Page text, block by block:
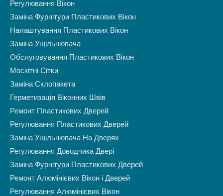
Регулювання Вікон
Заміна Фурнітури Пластикових Вікон
Налаштування Пластикових Вікон
Заміна Ущільнювача
Обслуговування Пластикових Вікон
Москітні Сітки
Заміна Склопакета
Герметизація Віконних Швів
Ремонт Пластикових Дверей
Регулювання Пластикових Дверей
Заміна Ущільнювача На Дверях
Регулювання Доводчика Двері
Заміна Фурнітури Пластикових Дверей
Ремонт Алюмінієвих Вікон і Дверей
Регулювання Алюмінієвих Вікон